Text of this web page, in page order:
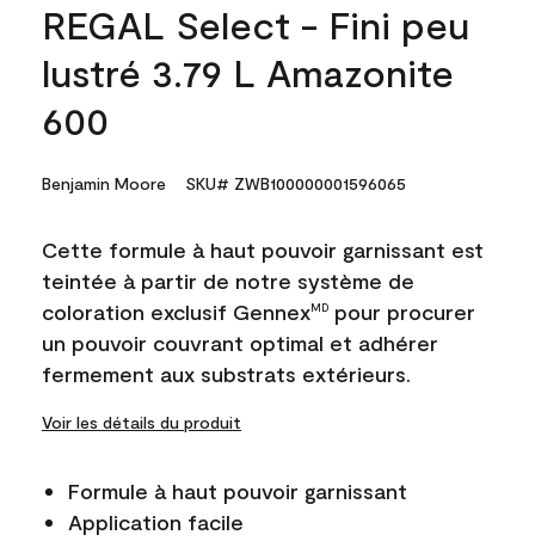
REGAL Select - Fini peu
lustré 3.79 L Amazonite
600
Benjamin Moore SKU# ZWB100000001596065
Cette formule à haut pouvoir garnissant est
teintée à partir de notre système de
coloration exclusif GennexMD pour procurer
un pouvoir couvrant optimal et adhérer
fermement aux substrats extérieurs.
Voir les détails du produit
Formule à haut pouvoir garnissant
Application facile